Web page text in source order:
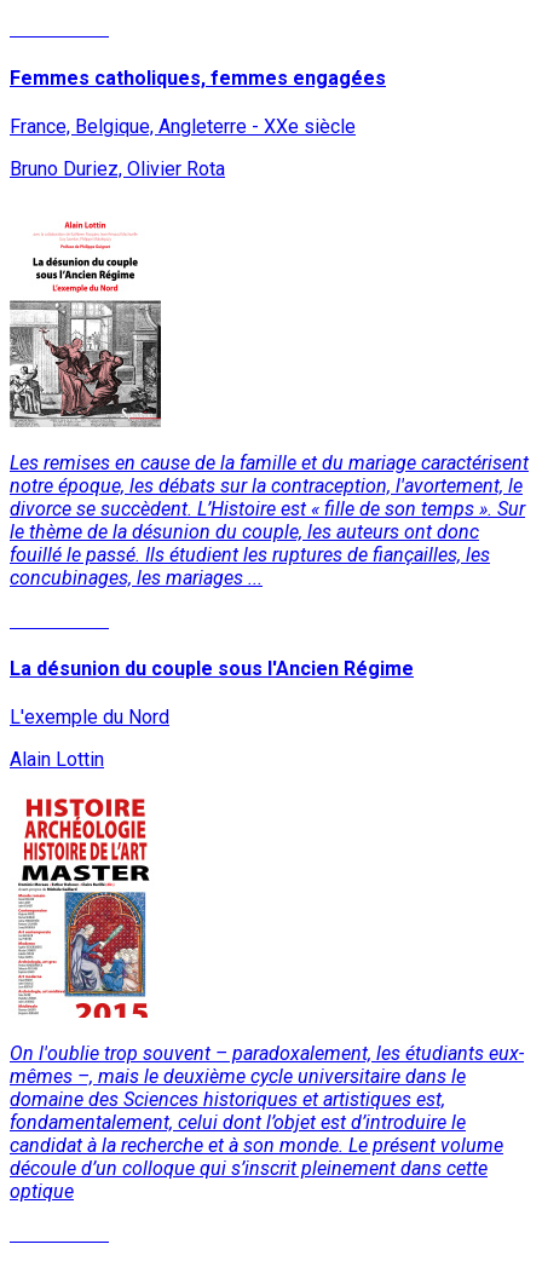
Femmes catholiques, femmes engagées
France, Belgique, Angleterre - XXe siècle
Bruno Duriez, Olivier Rota
Les remises en cause de la famille et du mariage caractérisent
notre époque, les débats sur la contraception, l'avortement, le
divorce se succèdent. L’Histoire est « fille de son temps ». Sur
le thème de la désunion du couple, les auteurs ont donc
fouillé le passé. Ils étudient les ruptures de fiançailles, les
concubinages, les mariages ...
La désunion du couple sous l'Ancien Régime
L'exemple du Nord
Alain Lottin
On l'oublie trop souvent – paradoxalement, les étudiants eux-
mêmes –, mais le deuxième cycle universitaire dans le
domaine des Sciences historiques et artistiques est,
fondamentalement, celui dont l’objet est d’introduire le
candidat à la recherche et à son monde. Le présent volume
découle d’un colloque qui s’inscrit pleinement dans cette
optique